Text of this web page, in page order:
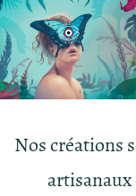
Nos créations
artisanaux